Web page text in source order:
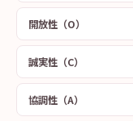
開放性（O）
誠実性（C）
協調性（A）